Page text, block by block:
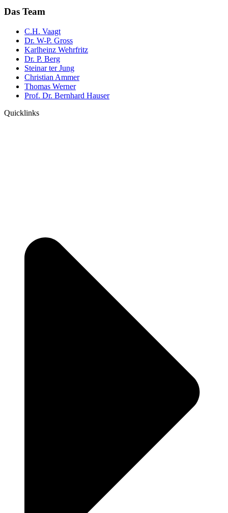
Das Team
C.H. Vaagt
Dr. W-P. Gross
Karlheinz Wehrfritz
Dr. P. Berg
Steinar ter Jung
Christian Ammer
Thomas Werner
Prof. Dr. Bernhard Hauser
Quicklinks